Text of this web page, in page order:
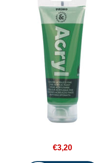
€3,20